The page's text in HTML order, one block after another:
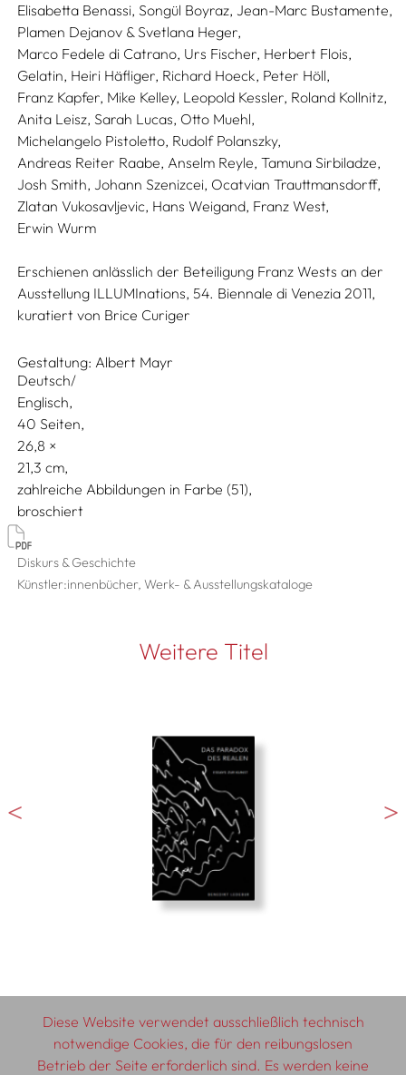
Elisabetta Benassi, Songül Boyraz, Jean-Marc Bustamente,
Plamen Dejanov & Svetlana Heger,
Marco Fedele di Catrano, Urs Fischer, Herbert Flois,
Gelatin, Heiri Häfliger, Richard Hoeck, Peter Höll,
Franz Kapfer, Mike Kelley, Leopold Kessler, Roland Kollnitz,
Anita Leisz, Sarah Lucas, Otto Muehl,
Michelangelo Pistoletto, Rudolf Polanszky,
Andreas Reiter Raabe, Anselm Reyle, Tamuna Sirbiladze,
Josh Smith, Johann Szenizcei, Ocatvian Trauttmansdorff,
Zlatan Vukosavljevic, Hans Weigand, Franz West,
Erwin Wurm
Erschienen anlässlich der Beteiligung Franz Wests an der
Ausstellung ILLUMInations, 54. Biennale di Venezia 2011,
kuratiert von Brice Curiger
Gestaltung: Albert Mayr
Deutsch/
Englisch
40 Seiten,
26,8
21,3
zahlreiche Abbildungen in Farbe (51)
broschiert
Diskurs & Geschichte
Künstler:innenbücher, Werk- & Ausstellungskataloge
Weitere Titel
Diese Website verwendet ausschließlich technisch
notwendige Cookies, die für den reibungslosen
Betrieb der Seite erforderlich sind. Es werden keine